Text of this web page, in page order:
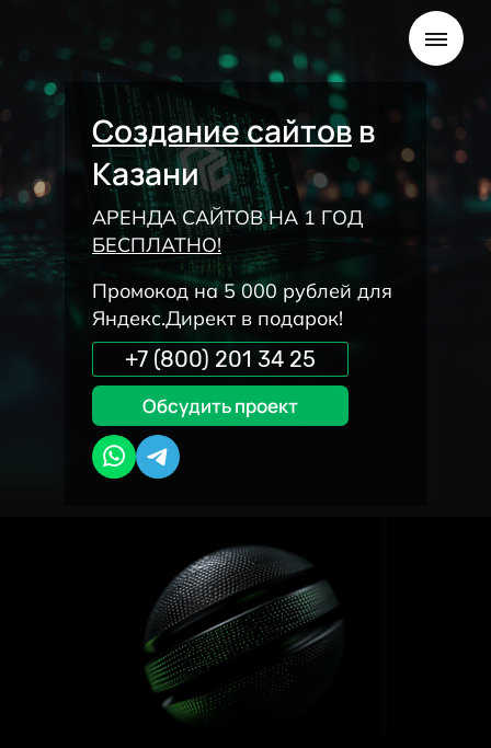
Создание сайтов в
Казани
АРЕНДА САЙТОВ НА 1 ГОД
БЕСПЛАТНО!
Промокод на 5 000 рублей для
Яндекс.Директ в подарок!
+7 (800) 201 34 25
Обсудить проект